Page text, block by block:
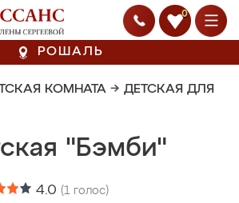
0
РОШАЛЬ
КОМНАТА → ДЕТСКАЯ ДЛЯ
"Бэмби"
4.0 (1 голос)